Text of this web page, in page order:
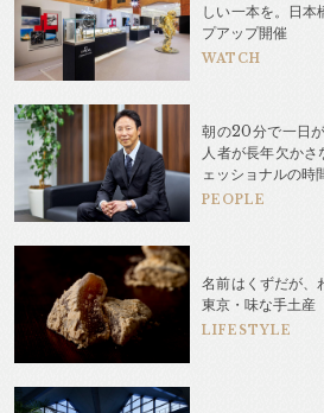
しい一本を。日本
プアップ開催
WATCH
朝の20分で一日
人者が長年欠か
ェッショナルの時
PEOPLE
名前はくずだが、
東京・味な手土産
LIFESTYLE